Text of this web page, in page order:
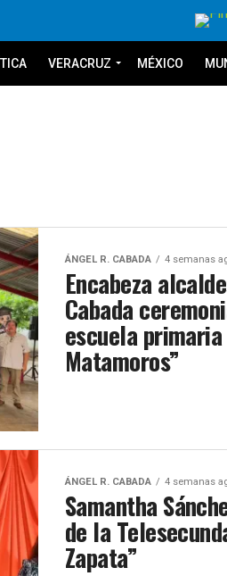
VERACRUZ MÉXICO
ÁNGEL R. CABADA 4 semanas
Encabeza
Cabada
escuela
Matamoros”
ÁNGEL R. CABADA 4 semanas
Samantha
de la
Zapata”